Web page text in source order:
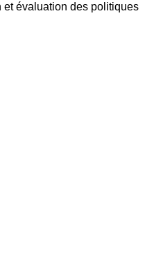
évaluation des politiques